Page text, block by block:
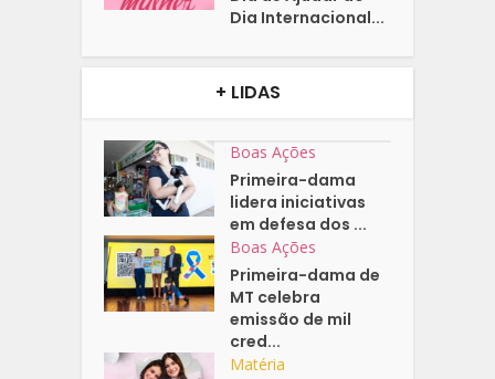
Dia Internacional...
+ LIDAS
Boas Ações
Primeira-dama
lidera iniciativas
em defesa dos ...
Boas Ações
Primeira-dama de
MT celebra
emissão de mil
cred...
Matéria